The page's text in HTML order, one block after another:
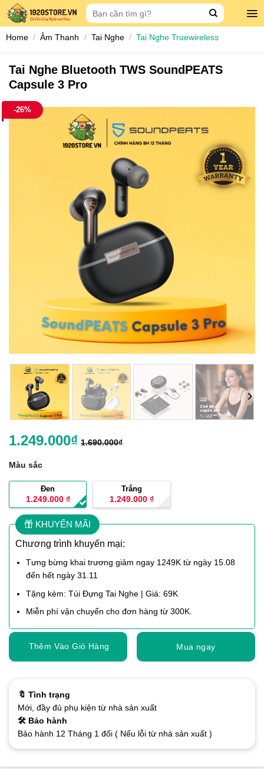
Skip
content
Search
for:
Home / Âm Thanh / Tai Nghe / Tai Nghe Truewireless
Tai Nghe Bluetooth TWS SoundPEATS
Capsule 3 Pro
-26%
1.249.000₫ 1.690.000₫
Màu sắc
Đen
1.249.000 ₫
Trắng
1.249.000 ₫
KHUYẾN MÃI
Chương trình khuyến mại:
Tưng bừng khai trương giảm ngay 1249K từ ngày 15.08
đến hết ngày 31.11
Tặng kèm: Túi Đựng Tai Nghe | Giá: 69K
Miễn phí vận chuyển cho đơn hàng từ 300K.
Thêm Vào Giỏ Hàng Mua ngay
🔖 Tình trạng
Mới, đầy đủ phụ kiện từ nhà sản xuất
🛠️ Bảo hành
Bảo hành 12 Tháng 1 đổi ( Nếu lỗi từ nhà sản xuất )